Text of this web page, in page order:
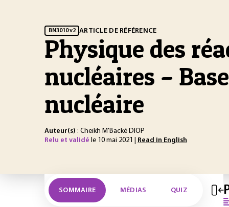
BN3010 v2 ARTICLE DE RÉFÉRENCE
Physique des
nucléaires –
nucléaire
Auteur(s) : Cheikh M'Backé DIOP
Relu et validé le 10 mai 2021 | Read in English
SOMMAIRE MÉDIAS QUIZ